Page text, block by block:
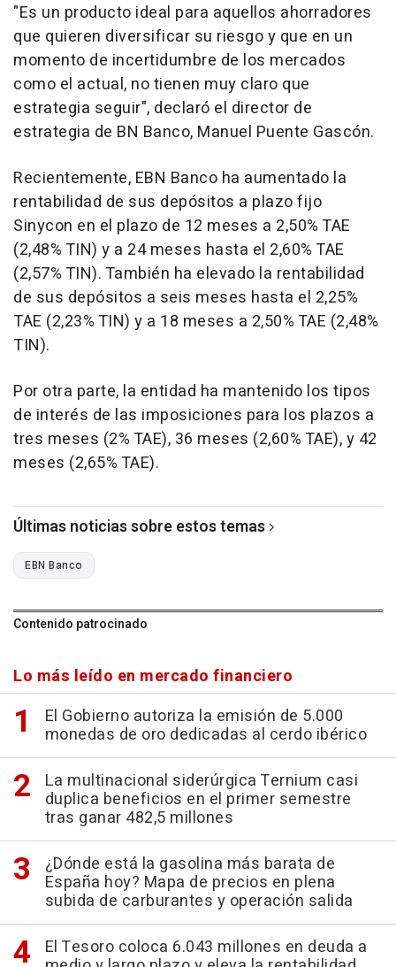
"Es un producto ideal para aquellos ahorradores
que quieren diversificar su riesgo y que en un
momento de incertidumbre de los mercados
como el actual, no tienen muy claro que
estrategia seguir", declaró el director de
estrategia de BN Banco, Manuel Puente Gascón.
Recientemente, EBN Banco ha aumentado la
rentabilidad de sus depósitos a plazo fijo
Sinycon en el plazo de 12 meses a 2,50% TAE
(2,48% TIN) y a 24 meses hasta el 2,60% TAE
(2,57% TIN). También ha elevado la rentabilidad
de sus depósitos a seis meses hasta el 2,25%
TAE (2,23% TIN) y a 18 meses a 2,50% TAE (2,48%
TIN).
Por otra parte, la entidad ha mantenido los tipos
de interés de las imposiciones para los plazos a
tres meses (2% TAE), 36 meses (2,60% TAE), y 42
meses (2,65% TAE).
Últimas noticias sobre estos temas
EBN Banco
Contenido patrocinado
Lo más leído en mercado financiero
El Gobierno autoriza la emisión de 5.000
monedas de oro dedicadas al cerdo ibérico
La multinacional siderúrgica Ternium casi
duplica beneficios en el primer semestre
tras ganar 482,5 millones
¿Dónde está la gasolina más barata de
España hoy? Mapa de precios en plena
subida de carburantes y operación salida
El Tesoro coloca 6.043 millones en deuda a